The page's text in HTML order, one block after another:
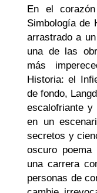
En el
Simbología de
arrastrado a
una de las
más
Historia: el
de fondo,
escalofriante y
en un
secretos y
oscuro poema
una carrera
personas de